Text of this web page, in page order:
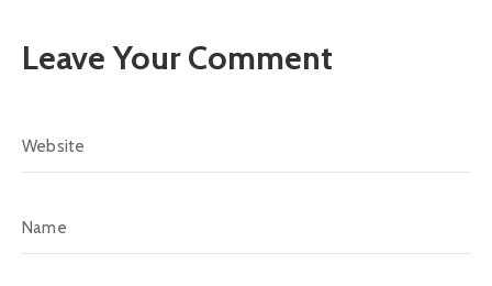
Leave Your Comment